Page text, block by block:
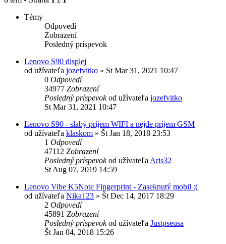
Témy
Odpovedí
Zobrazení
Posledný príspevok
Lenovo S90 displej
od užívateľa jozefvitko » St Mar 31, 2021 10:47
0 Odpovedí
34977 Zobrazení
Posledný príspevokod užívateľa jozefvitko
St Mar 31, 2021 10:47
Lenovo S90 - slabý príjem WIFI a nejde príjem GSM
od užívateľa klaskom » Št Jan 18, 2018 23:53
1 Odpovedí
47112 Zobrazení
Posledný príspevokod užívateľa Aris32
St Aug 07, 2019 14:59
Lenovo Vibe K5Note Fingerprint - Zaseknutý mobil :(
od užívateľa Nika123 » Št Dec 14, 2017 18:29
2 Odpovedí
45891 Zobrazení
Posledný príspevokod užívateľa Justpseusa
Št Jan 04, 2018 15:26